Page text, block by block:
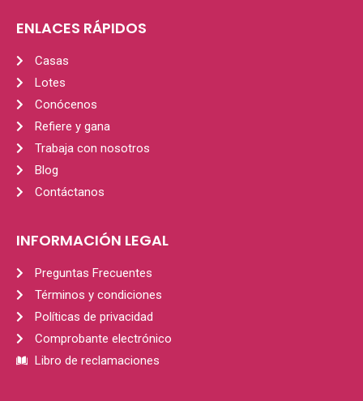
ENLACES RÁPIDOS
Casas
Lotes
Conócenos
Refiere y gana
Trabaja con nosotros
Blog
Contáctanos
INFORMACIÓN LEGAL
Preguntas Frecuentes
Términos y condiciones
Políticas de privacidad
Comprobante electrónico
Libro de reclamaciones